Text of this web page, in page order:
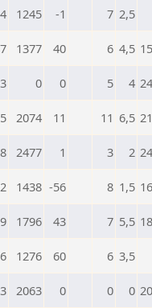
1245 -1 7 2,5
1377 40 6 4,5
0 0 5 4
2074 11 11 6,5
2477 1 3 2
1438 -56 8 1,5
1796 43 7 5,5
1276 60 6 3,5
2063 0 0 0